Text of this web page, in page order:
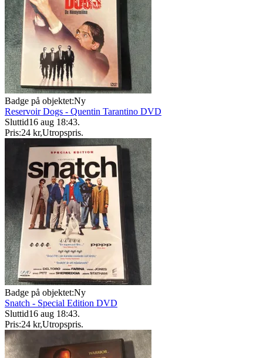
Badge på objektet:Ny
Reservoir Dogs - Quentin Tarantino DVD
Sluttid16 aug 18:43.
Pris:24 kr,Utropspris.
Badge på objektet:Ny
Snatch - Special Edition DVD
Sluttid16 aug 18:43.
Pris:24 kr,Utropspris.